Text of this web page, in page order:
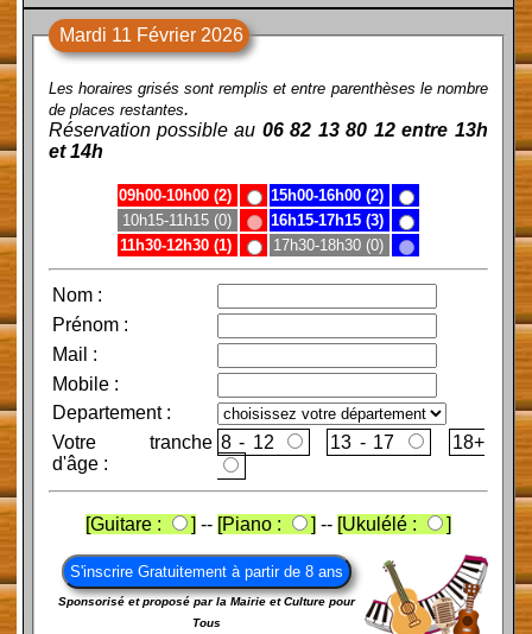
Mardi 11 Février 2026
Les horaires grisés sont remplis et entre parenthèses le nombre
de places restantes.
Réservation possible au 06 82 13 80 12 entre 13h
et 14h
09h00-10h00 (2)
15h00-16h00 (2)
10h15-11h15 (0)
16h15-17h15 (3)
11h30-12h30 (1)
17h30-18h30 (0)
Nom:
Prénom:
Mail :
Mobile:
Departement :
Votre tranche
d'âge :
8 - 12 13 - 17 18+
[Guitare : ] -- [Piano : ] -- [Ukulélé : ]
Sponsorisé et proposé par la Mairie et Culture pour
Tous